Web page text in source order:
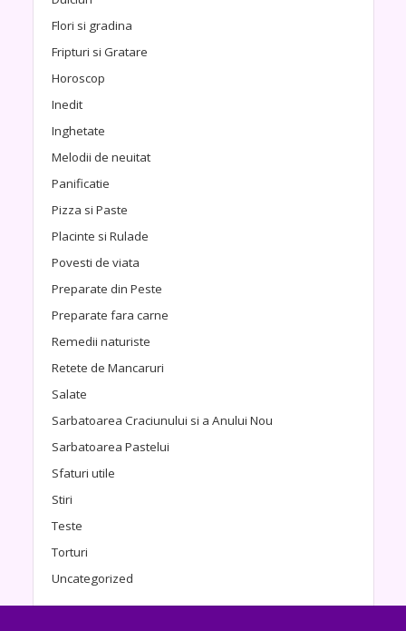
Flori si gradina
Fripturi si Gratare
Horoscop
Inedit
Inghetate
Melodii de neuitat
Panificatie
Pizza si Paste
Placinte si Rulade
Povesti de viata
Preparate din Peste
Preparate fara carne
Remedii naturiste
Retete de Mancaruri
Salate
Sarbatoarea Craciunului si a Anului Nou
Sarbatoarea Pastelui
Sfaturi utile
Stiri
Teste
Torturi
Uncategorized